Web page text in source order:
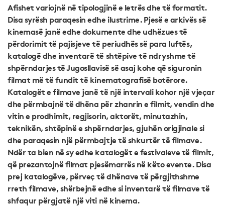
Afishet variojnë në tipologjinë e letrës dhe të formatit.
Disa syrësh paraqesin edhe ilustrime. Pjesë e arkivës së
kinemasë janë edhe dokumente dhe udhëzues të
përdorimit të pajisjeve të periudhës së para luftës,
katalogë dhe inventarë të shtëpive të ndryshme të
shpërndarjes të Jugosllavisë së asaj kohe që siguronin
filmat më të fundit të kinematografisë botërore.
Katalogët e filmave janë të një intervali kohor një vjeçar
dhe përmbajnë të dhëna për zhanrin e filmit, vendin dhe
vitin e prodhimit, regjisorin, aktorët, minutazhin,
teknikën, shtëpinë e shpërndarjes, gjuhën origjinale si
dhe paraqesin një përmbajtje të shkurtër të filmave.
Ndër ta bien në sy edhe katalogët e festivaleve të filmit,
që prezantojnë filmat pjesëmarrës në këto evente. Disa
prej katalogëve, përveç të dhënave të përgjithshme
rreth filmave, shërbejnë edhe si inventarë të filmave të
shfaqur përgjatë një viti në kinema.